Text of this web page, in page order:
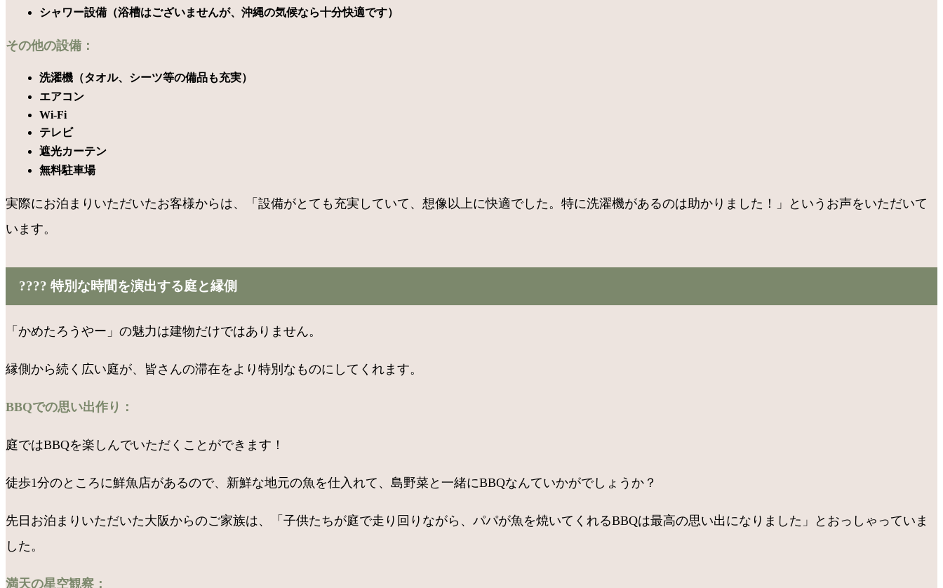
シャワー設備（浴槽はございませんが、沖縄の気候なら十分快適です）
その他の設備：
洗濯機（タオル、シーツ等の備品も充実）
エアコン
Wi-Fi
テレビ
遮光カーテン
無料駐車場
実際にお泊まりいただいたお客様からは、「設備がとても充実していて、想像以上に快適でした。特に洗濯機があるのは助かりました！」というお声をいただいて
います。
???? 特別な時間を演出する庭と縁側
「かめたろうやー」の魅力は建物だけではありません。
縁側から続く広い庭が、皆さんの滞在をより特別なものにしてくれます。
BBQでの思い出作り：
庭ではBBQを楽しんでいただくことができます！
徒歩1分のところに鮮魚店があるので、新鮮な地元の魚を仕入れて、島野菜と一緒にBBQなんていかがでしょうか？
先日お泊まりいただいた大阪からのご家族は、「子供たちが庭で走り回りながら、パパが魚を焼いてくれるBBQは最高の思い出になりました」とおっしゃっていま
した。
満天の星空観察：